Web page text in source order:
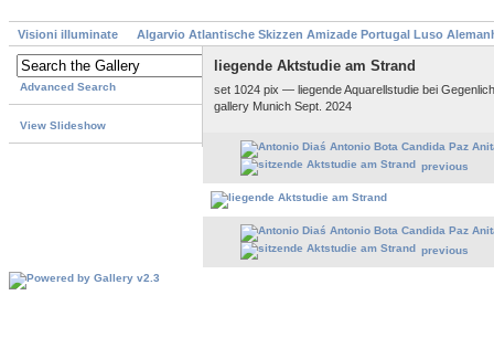
Visioni illuminate Algarvio Atlantische Skizzen Amizade Portugal Luso
Advanced Search
View Slideshow
liegende Aktstudie am Strand
set 1024 pix — liegende Aquarellstudie bei
gallery Munich Sept. 2024
previous
previous